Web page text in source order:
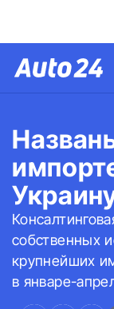
собственных
крупнейших
в январе-